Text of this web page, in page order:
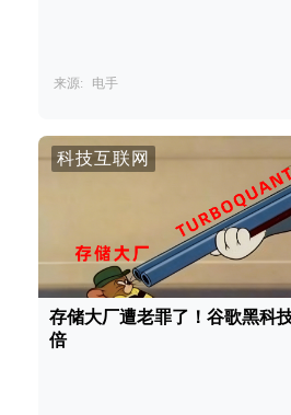
来源: 电手
科技互联网
存储大厂遭老罪了！谷歌黑科
倍